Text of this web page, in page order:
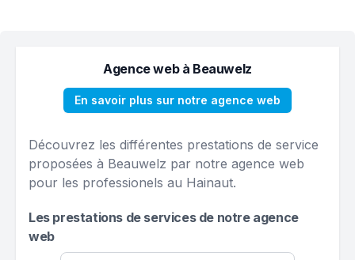
Agence web à Beauwelz
En savoir plus sur notre agence web
Découvrez les différentes prestations de service
proposées à Beauwelz par notre agence web
pour les professionels au Hainaut.
Les prestations de services de notre agence
web